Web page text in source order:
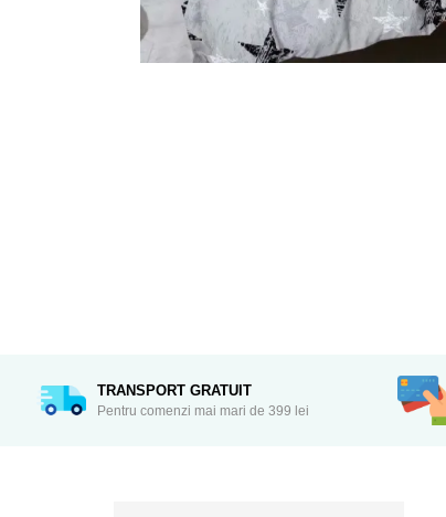
TRANSPORT GRATUIT
Pentru comenzi mai mari de 399 lei